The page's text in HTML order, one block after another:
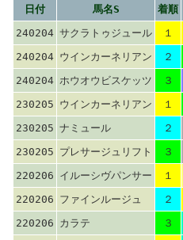
日付 馬名S 着順
240204 サクラトゥジュール １
240204 ウインカーネリアン ２
240204 ホウオウビスケッツ ３
230205 ウインカーネリアン １
230205 ナミュール ２
230205 プレサージュリフト ３
220206 イルーシヴパンサー １
220206 ファインルージュ ２
220206 カラテ ３